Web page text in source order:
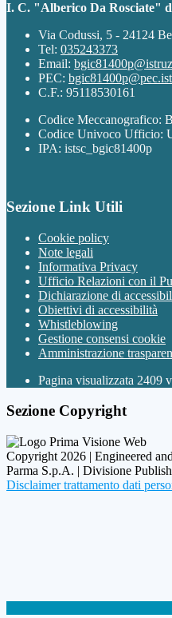
I. C. "Alberico Da Rosciate"
Via Codussi, 5 - 24124
Tel: 035243373
Email:
PEC:
C.F.: 95118530161
Codice Meccanografico:
Codice Univoco Ufficio:
IPA: istsc_bgic81400p
Sezione Link Utili
Cookie policy
Note legali
Informativa Privacy
Ufficio Relazioni con il
Dichiarazione di
Obiettivi di accessibilità
Whistleblowing
Gestione consensi cookie
Amministrazione
Pagina visualizzata 2409
Sezione Copyright
Copyright 2026 | Engineered
Parma S.p.A. | Divisione
Disclaimer trattamento dati